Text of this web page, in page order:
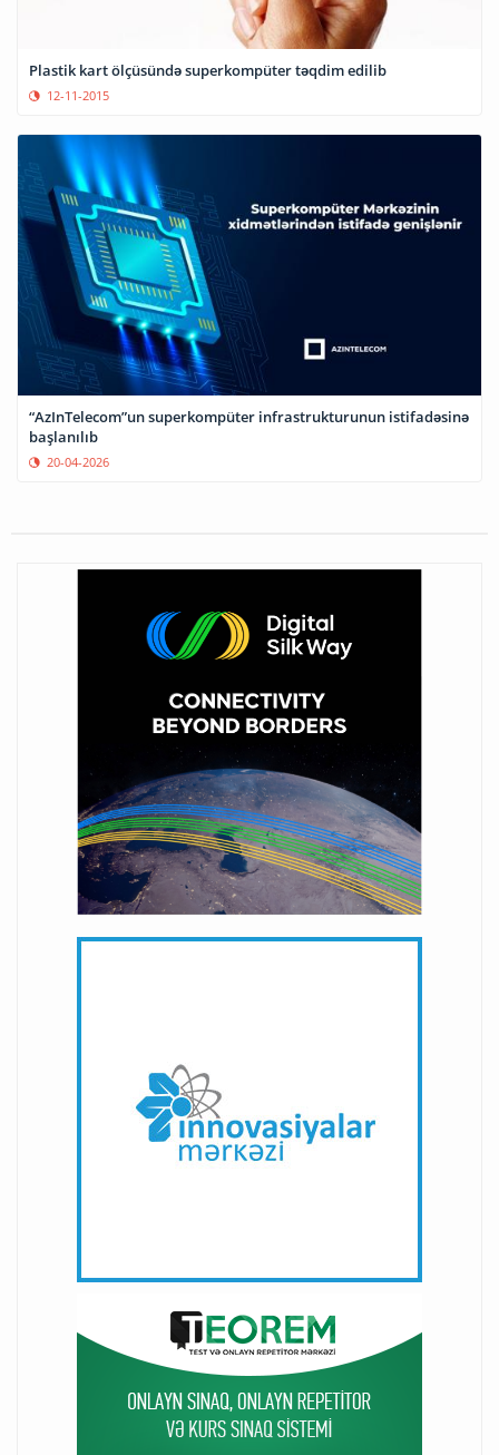
Plastik kart ölçüsündə superkompüter təqdim edilib
12-11-2015
“AzInTelecom”un superkompüter infrastrukturunun istifadəsinə
başlanılıb
20-04-2026